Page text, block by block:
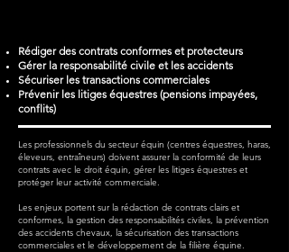
Rédiger des contrats conformes et protecteurs
Gérer la responsabilité civile et les accidents
Sécuriser les transactions commerciales
Prévenir les litiges équestres (pensions impayées,
conflits)
Les professionnels du secteur équin (centres équestres, haras,
éleveurs, entraîneurs) doivent assurer la conformité de leurs
contrats avec le droit équin, gérer les litiges équestres et
protéger leur activité commerciale.
Les enjeux portent sur la rédaction de contrats clairs et
conformes, la gestion des responsabilités civiles, la prévention
des accidents chevaux, la sécurisation des transactions
commerciales et le développement de la filière équine.